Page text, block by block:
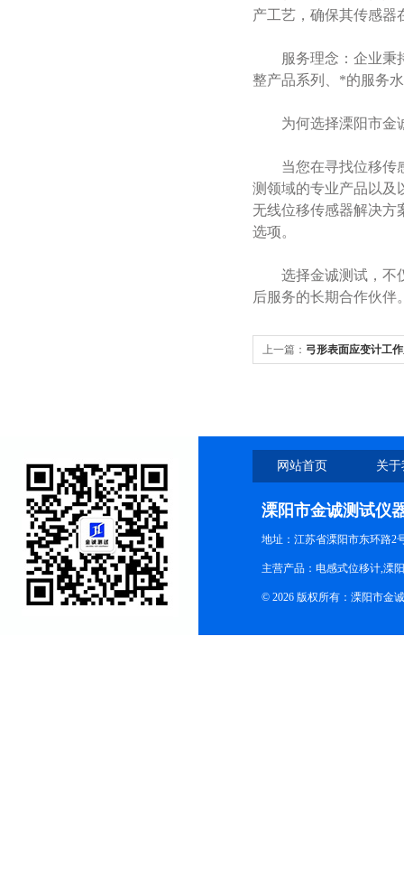
产工艺，确保其传感器
服务理念：企业秉持
整产品系列、*的服务
为何选择溧阳市金
当您在寻找位移传感
测领域的专业产品以及
无线位移传感器解决方
选项。
选择金诚测试，不仅
后服务的长期合作伙伴
上一篇： 弓形表面应变计工
网站首页 关
溧阳市金诚测试仪
地址：江苏省溧阳市东环路2
主营产品：电感式位移计,溧
© 2026 版权所有：溧阳市金